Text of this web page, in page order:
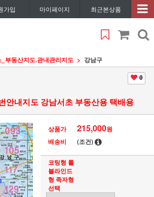
가입 마이페이지 최근본상품
부동산지도.관내관리지도 강남구
0
안내지도 강남서초 부동산용 택배용
상품가 215,000원
배송비
(조건)
코팅형 롤
블라인드
형 족자형
선택